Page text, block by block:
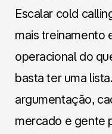
Escalar cold
mais treinamento
operacional do
basta ter uma
argumentação,
mercado e gente